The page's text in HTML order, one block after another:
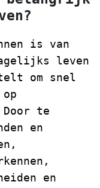
is van
leven
om snel
te
en
en